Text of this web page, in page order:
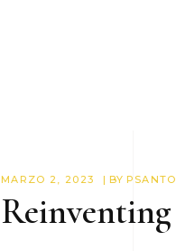
MARZO 2, 2023 BY